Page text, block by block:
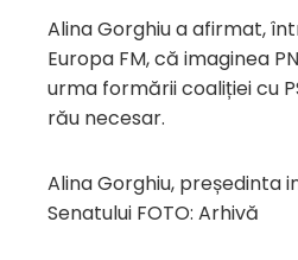
Alina Gorghiu a afirmat,
Europa FM, că imaginea
urma formării coaliției cu
rău necesar.
Alina Gorghiu, președinta
Senatului FOTO: Arhivă